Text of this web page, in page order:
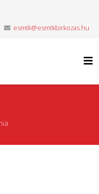
esmtk@esmtkbirkozas.hu